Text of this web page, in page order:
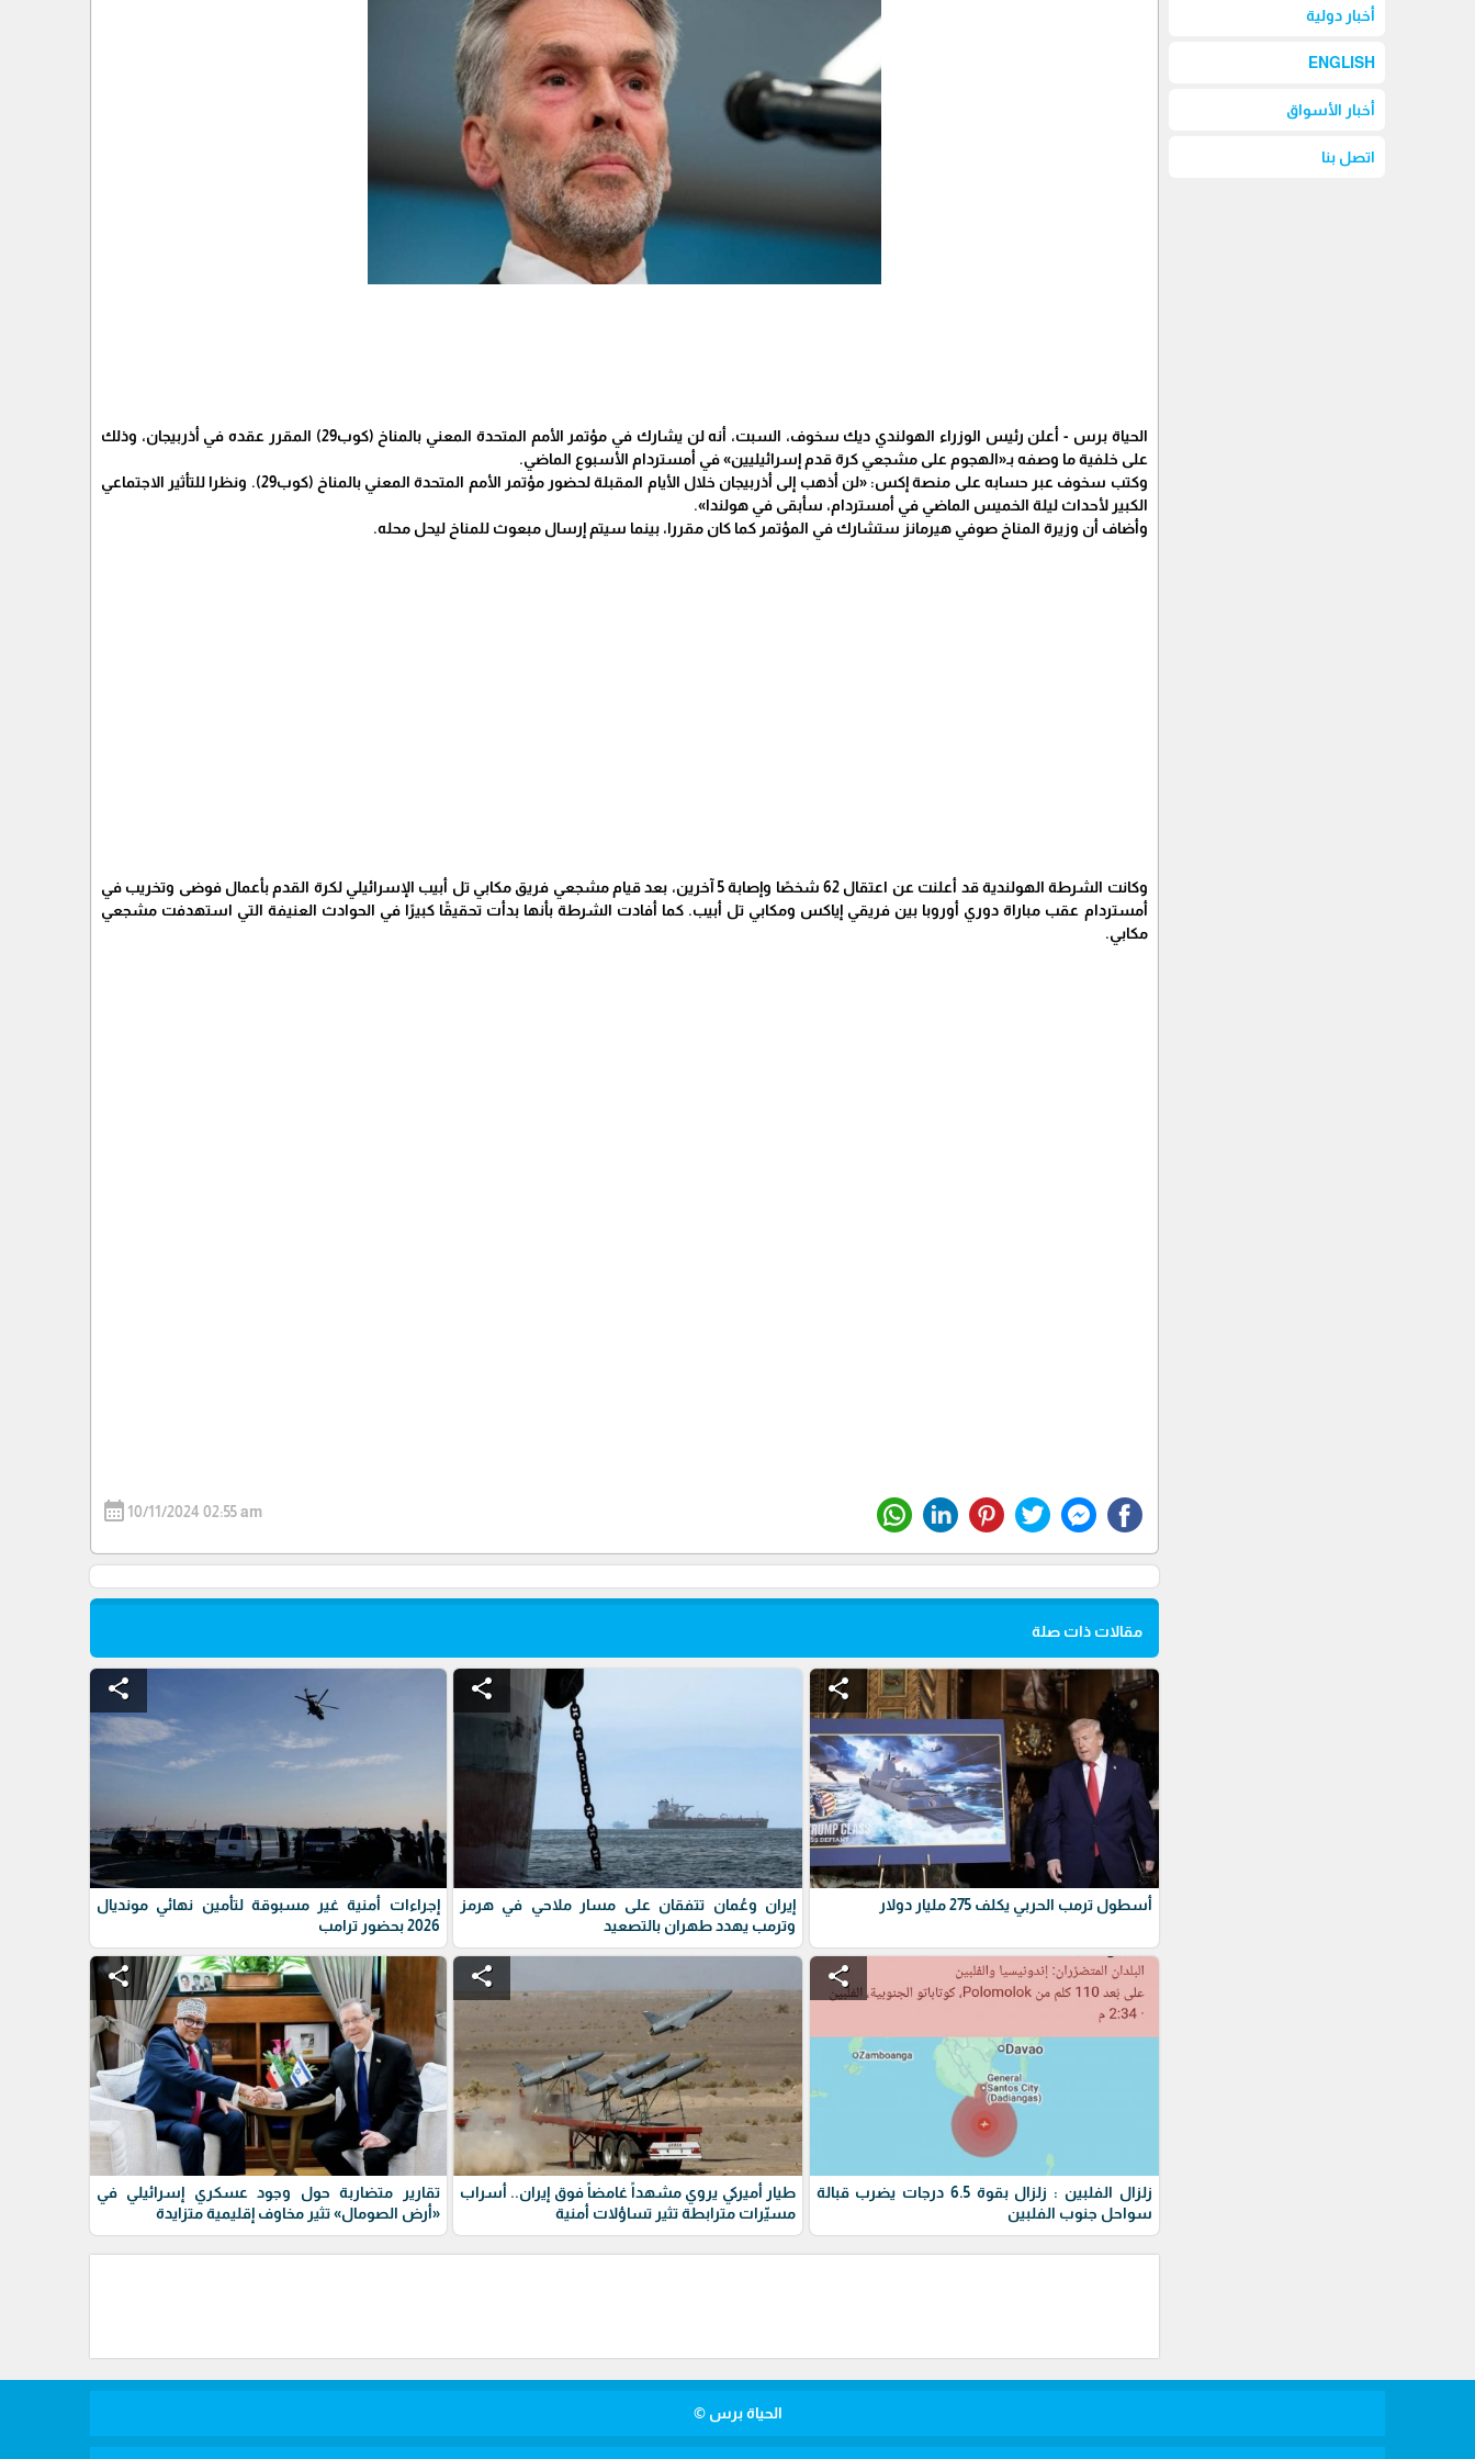
أخبار دولية
ENGLISH
أخبار الأسواق
اتصل بنا
الحياة برس - أعلن رئيس الوزراء الهولندي ديك سخوف، السبت، أنه لن يشارك في مؤتمر الأمم المتحدة المعني بالمناخ (كوب29) المقرر عقده في أذربيجان، وذلك
على خلفية ما وصفه بـ«الهجوم على مشجعي كرة قدم إسرائيليين» في أمستردام الأسبوع الماضي.
وكتب سخوف عبر حسابه على منصة إكس: «لن أذهب إلى أذربيجان خلال الأيام المقبلة لحضور مؤتمر الأمم المتحدة المعني بالمناخ (كوب29). ونظرا للتأثير الاجتماعي
الكبير لأحداث ليلة الخميس الماضي في أمستردام، سأبقى في هولندا».
وأضاف أن وزيرة المناخ صوفي هيرمانز ستشارك في المؤتمر كما كان مقررا، بينما سيتم إرسال مبعوث للمناخ ليحل محله.
وكانت الشرطة الهولندية قد أعلنت عن اعتقال 62 شخصًا وإصابة 5 آخرين، بعد قيام مشجعي فريق مكابي تل أبيب الإسرائيلي لكرة القدم بأعمال فوضى وتخريب في
أمستردام عقب مباراة دوري أوروبا بين فريقي إياكس ومكابي تل أبيب. كما أفادت الشرطة بأنها بدأت تحقيقًا كبيرًا في الحوادث العنيفة التي استهدفت مشجعي
مكابي.
calendar_month 10/11/2024 02:55 am
مقالات ذات صلة
share
أسطول ترمب الحربي يكلف 275 مليار دولار
share
إيران وعُمان تتفقان على مسار ملاحي في هرمز
وترمب يهدد طهران بالتصعيد
share
إجراءات أمنية غير مسبوقة لتأمين نهائي مونديال
2026 بحضور ترامب
share
زلزال الفلبين : زلزال بقوة 6.5 درجات يضرب قبالة
سواحل جنوب الفلبين
share
طيار أميركي يروي مشهداً غامضاً فوق إيران.. أسراب
مسيّرات مترابطة تثير تساؤلات أمنية
share
تقارير متضاربة حول وجود عسكري إسرائيلي في
«أرض الصومال» تثير مخاوف إقليمية متزايدة
الحياة برس ©